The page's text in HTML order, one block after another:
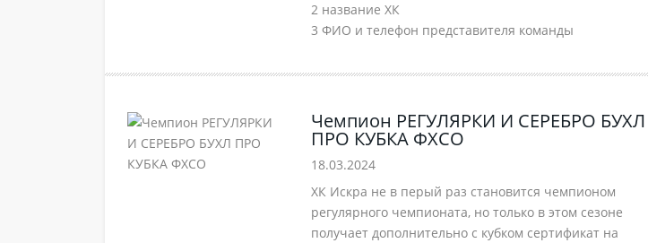
2 название ХК
3 ФИО и телефон представителя команды
Чемпион РЕГУЛЯРКИ И СЕРЕБРО БУХЛ
ПРО КУБКА ФХСО
18.03.2024
ХК Искра не в перый раз становится чемпионом
регулярного чемпионата, но только в этом сезоне
получает дополнительно с кубком сертификат на